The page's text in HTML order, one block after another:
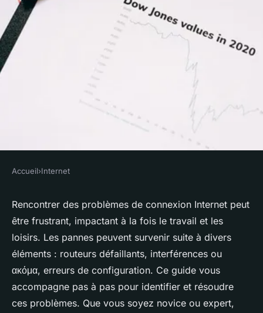
Comment résoudre des
problèmes de connexion
Internet ?
Milo•9 octobre 2024•7 min de lecture
Accueil›Internet
Rencontrer des problèmes de connexion Internet peut
être frustrant, impactant à la fois le travail et les
loisirs. Les pannes peuvent survenir suite à divers
éléments : routeurs défaillants, interférences ou
ακόμα, erreurs de configuration. Ce guide vous
accompagne pas à pas pour identifier et résoudre
ces problèmes. Que vous soyez novice ou expert,